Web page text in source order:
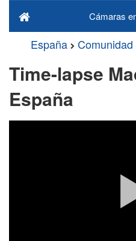
Cámaras
España
Time-lapse
España